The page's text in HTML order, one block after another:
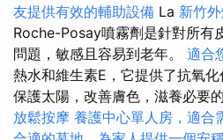
友提供有效的輔助設備 La 新竹
Roche-Posay噴霧劑是針對所有
問題，敏感且容易到老年。 適合
熱水和維生素E，它提供了抗氧
保護太陽，改善膚色，滋養必要
放鬆按摩 養護中心單人房，適合